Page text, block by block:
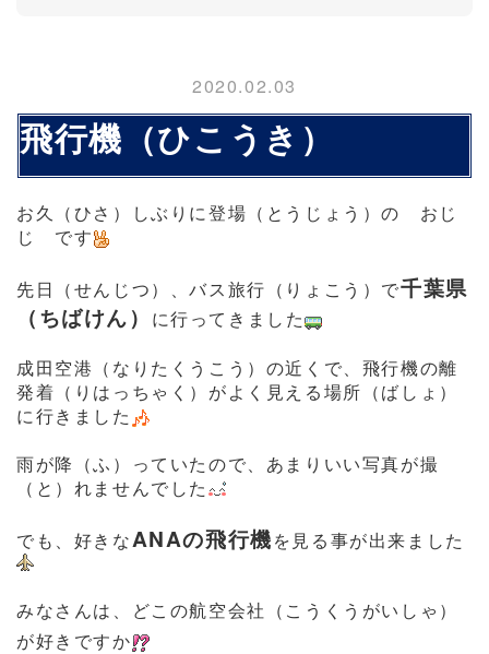
2020.02.03
飛行機（ひこうき）
お久（ひさ）しぶりに登場（とうじょう）の おじ
じ です
先日（せんじつ）、バス旅行（りょこう）で千葉県
（ちばけん）
に行ってきました
成田空港（なりたくうこう）の近くで、飛行機の離
発着（りはっちゃく）がよく見える場所（ばしょ）
に行きました
雨が降（ふ）っていたので、あまりいい写真が撮
（と）れませんでした
でも、好きなANAの飛行機を見る事が出来ました
みなさんは、どこの航空会社（こうくうがいしゃ）
が好きですか